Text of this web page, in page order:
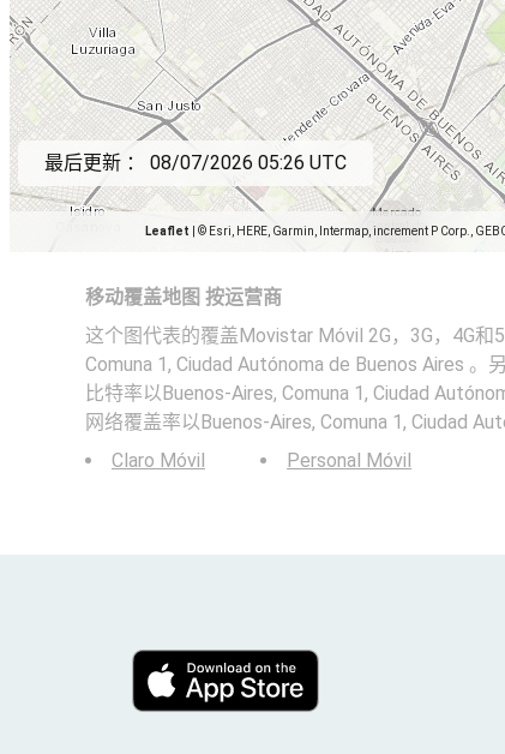
Leaflet © Esri, HERE, Garmin, Intermap, increment P Corp.,
最后更新 ： 08/07/2026 05:26 UTC
移动覆盖地图 按运营商
这个图代表的覆盖Movistar Móvil 2G，3G，4G和
Comuna 1, Ciudad Autónoma de Buenos Aires 。
比特率以Buenos-Aires, Comuna 1, Ciudad
网络覆盖率以Buenos-Aires, Comuna 1, Ciudad
Claro Móvil
Personal Móvil